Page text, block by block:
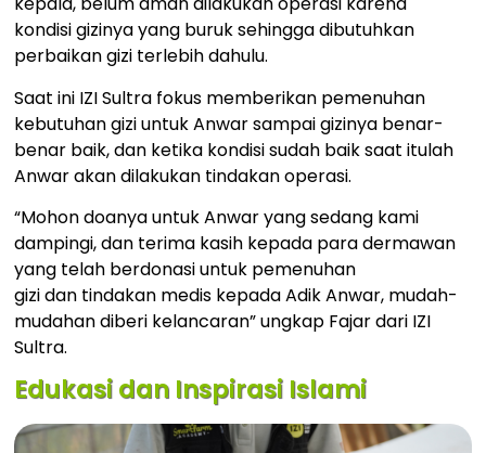
kondisi gizinya yang buruk sehingga dibutuhkan
perbaikan gizi terlebih dahulu.
Saat ini IZI Sultra fokus memberikan pemenuhan
kebutuhan gizi untuk Anwar sampai gizinya benar-
benar baik, dan ketika kondisi sudah baik saat itulah
Anwar akan dilakukan tindakan operasi.
“Mohon doanya untuk Anwar yang sedang kami
dampingi, dan terima kasih kepada para dermawan
yang telah berdonasi untuk pemenuhan
gizi dan tindakan medis kepada Adik Anwar, mudah-
mudahan diberi kelancaran” ungkap Fajar dari IZI
Sultra.
Edukasi dan Inspirasi Islami